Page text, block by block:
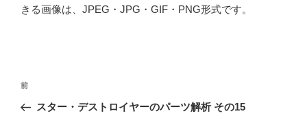
きる画像は、JPEG・JPG・GIF・PNG形式です。
投
ナ
前
の
前
スター・デストロイヤーのパーツ解析 その15